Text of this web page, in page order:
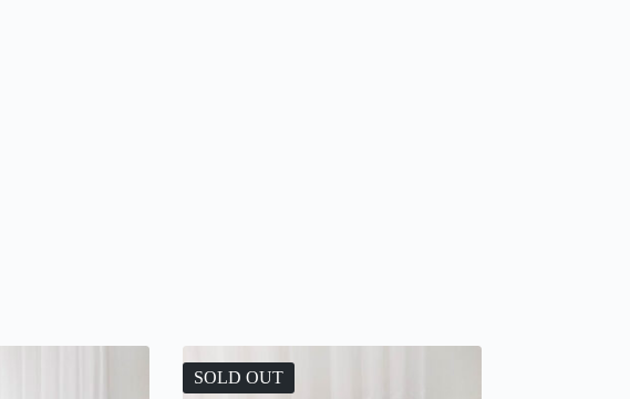
SOLD OUT